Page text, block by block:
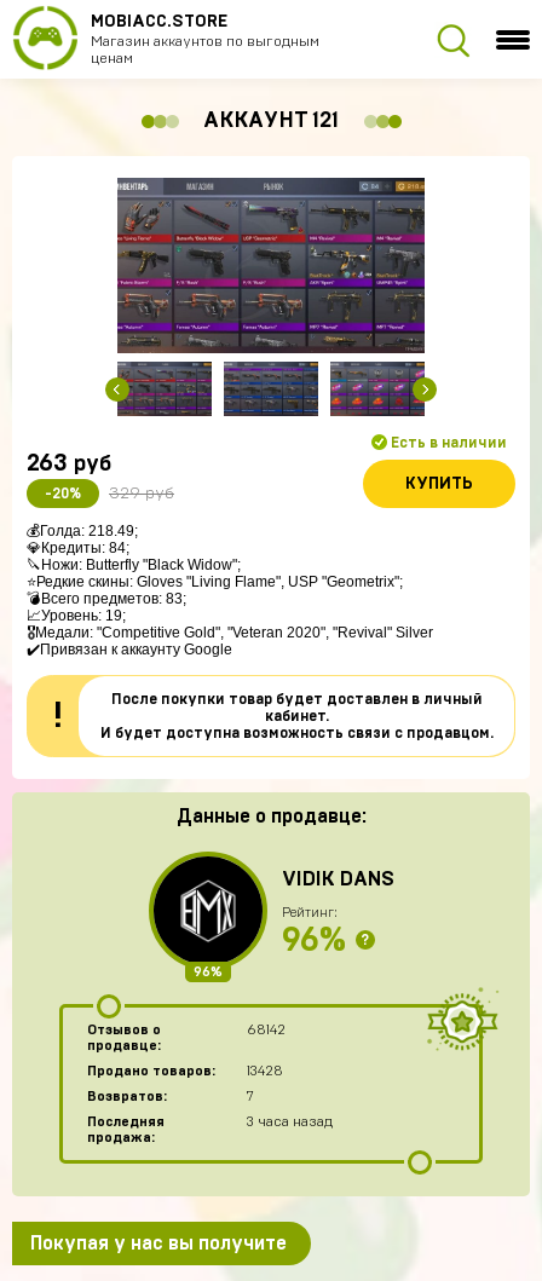
MOBIACC.STORE
Магазин аккаунтов по выгодным
ценам
АККАУНТ 121
263 руб
-20% 329 руб
Есть в наличии
КУПИТЬ
💰Голда: 218.49;
💎Кредиты: 84;
🔪Ножи: Butterfly "Black Widow";
⭐️Редкие скины: Gloves "Living Flame", USP "Geometrix";
💣Всего предметов: 83;
📈Уровень: 19;
🎖Медали: "Competitive Gold", "Veteran 2020", "Revival" Silver
✔️Привязан к аккаунту Google
!
После покупки товар будет доставлен в личный
кабинет.
И будет доступна возможность связи с продавцом.
Данные о продавце:
96%
VIDIK DANS
Рейтинг:
96% ?
Отзывов о
продавце:
68142
Продано товаров:
13428
Возвратов:
7
Последняя
продажа:
3 часа назад
Покупая у нас вы получите